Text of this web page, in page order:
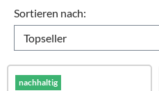
Sortieren nach:
nachhaltig